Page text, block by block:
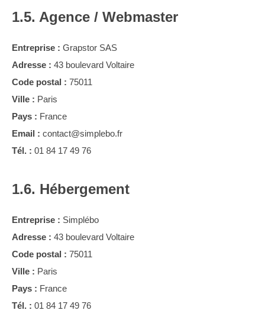
1.5. Agence / Webmaster
Entreprise : Grapstor SAS
Adresse : 43 boulevard Voltaire
Code postal : 75011
Ville : Paris
Pays : France
Email : contact@simplebo.fr
Tél. : 01 84 17 49 76
1.6. Hébergement
Entreprise : Simplébo
Adresse : 43 boulevard Voltaire
Code postal : 75011
Ville : Paris
Pays : France
Tél. : 01 84 17 49 76